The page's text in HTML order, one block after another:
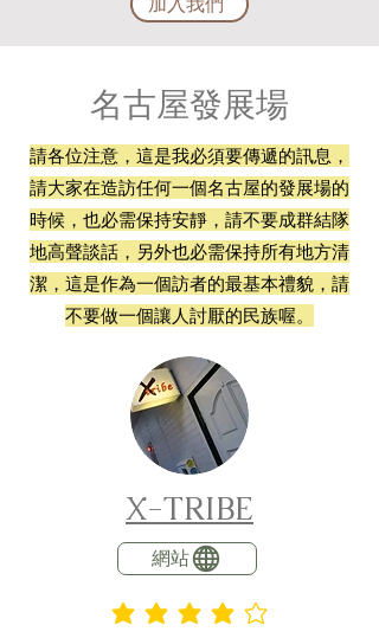
名古屋發展場
請各位注意，這是我必須要傳遞的訊息，
請大家在造訪任何一個名古屋的發展場的
時候，也必需保持安靜，請不要成群結隊
地高聲談話，另外也必需保持所有地方清
潔，這是作為一個訪者的最基本禮貌，請
不要做一個讓人討厭的民族喔。
X-TRIBE
網站
平均評等為 4 ，滿分 5 分